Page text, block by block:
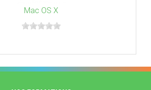
Mac OS X